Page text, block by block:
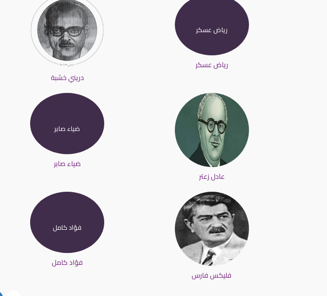
دريني خشبة
رياض عسكر
رياض عسكر
ضياء صابر
ضياء صابر
عادل زعتر
فؤاد كامل
فؤاد كامل
فليكس فارس